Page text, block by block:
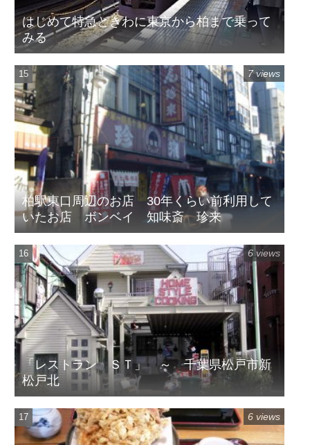
はじめて特急ときわに東京から柏まで乗って
みる
柏駅東口周辺のお店 30年くらい前利用して
いたお店 ボンベイ 知味斎 珍来
7 views
「レストラン ＳＴ」 ～ 千葉県松戸市新
松戸北
6 views
6 views